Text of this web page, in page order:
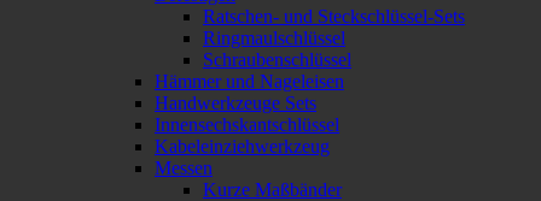
Ratschen- und Steckschlüssel-Sets
Ringmaulschlüssel
Schraubenschlüssel
Hämmer und Nageleisen
Handwerkzeuge Sets
Innensechskantschlüssel
Kabeleinziehwerkzeug
Messen
Kurze Maßbänder